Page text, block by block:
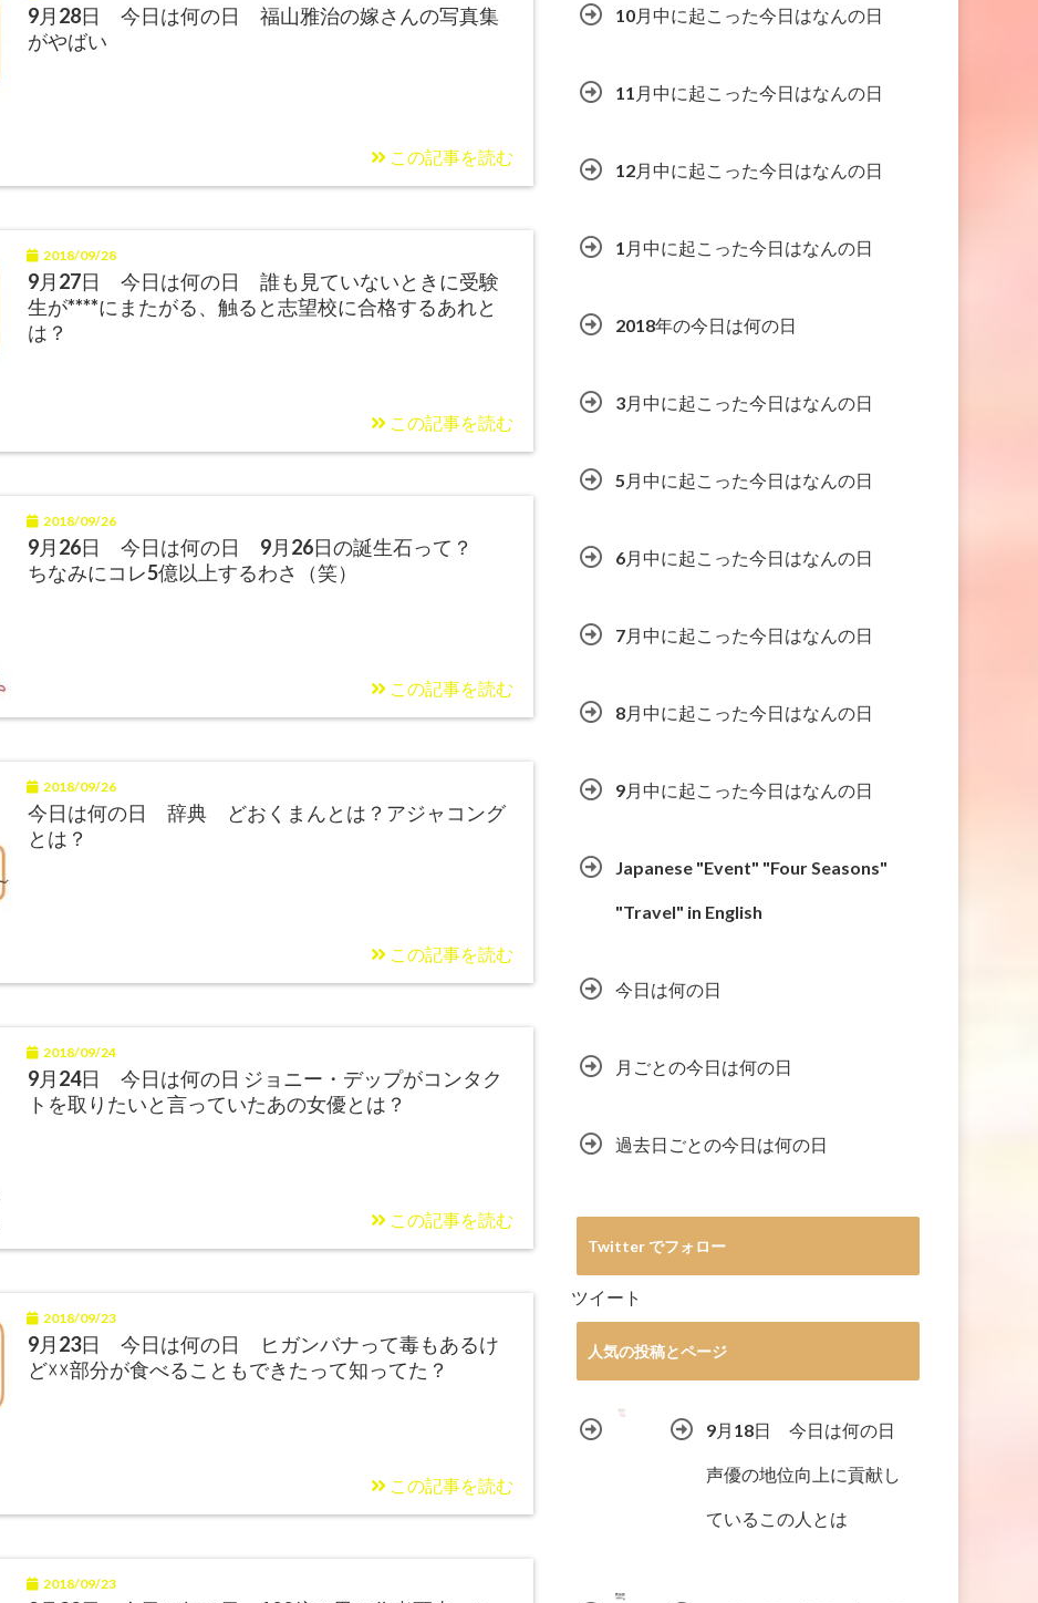
9月28日 今日は何の日 福山雅治の嫁さんの写真集
がやばい
この記事を読む
2018/09/28
9月27日 今日は何の日 誰も見ていないときに受験
生が****にまたがる、触ると志望校に合格するあれと
は？
この記事を読む
2018/09/26
9月26日 今日は何の日 9月26日の誕生石って？
ちなみにコレ5億以上するわさ（笑）
この記事を読む
2018/09/26
今日は何の日 辞典 どおくまんとは？アジャコング
とは？
この記事を読む
2018/09/24
9月24日 今日は何の日 ジョニー・デップがコンタク
トを取りたいと言っていたあの女優とは？
この記事を読む
2018/09/23
9月23日 今日は何の日 ヒガンバナって毒もあるけ
ど☓☓部分が食べることもできたって知ってた？
この記事を読む
2018/09/23
10月中に起こった今日はなんの日
11月中に起こった今日はなんの日
12月中に起こった今日はなんの日
1月中に起こった今日はなんの日
2018年の今日は何の日
3月中に起こった今日はなんの日
5月中に起こった今日はなんの日
6月中に起こった今日はなんの日
7月中に起こった今日はなんの日
8月中に起こった今日はなんの日
9月中に起こった今日はなんの日
Japanese "Event" "Four Seasons"
"Travel" in English
今日は何の日
月ごとの今日は何の日
過去日ごとの今日は何の日
Twitter でフォロー
ツイート
人気の投稿とページ
9月18日 今日は何の日
声優の地位向上に貢献し
ているこの人とは